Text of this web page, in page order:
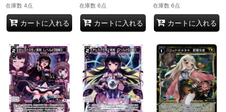
在庫数 4点
カートに入れる
在庫数 6点
カートに入れる
在庫数 6点
カートに入れる